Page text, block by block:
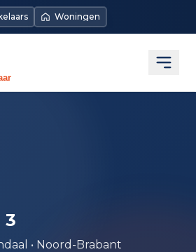
Woningen
3
• Noord-Brabant